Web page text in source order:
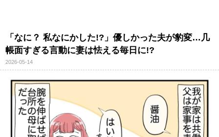
「なに？ 私なにかした!?」優しかった夫が豹変…几
帳面すぎる言動に妻は怯える毎日に!?
2026-05-14